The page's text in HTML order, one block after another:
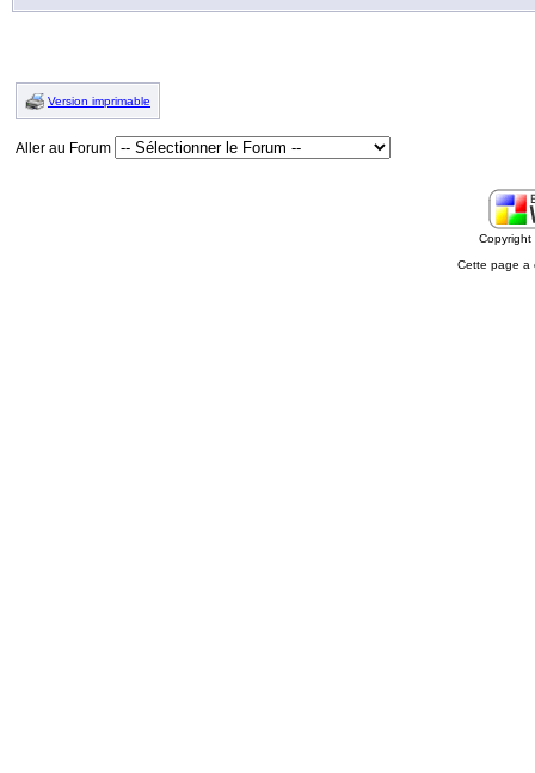
Version imprimable
Aller au Forum
Cette page a